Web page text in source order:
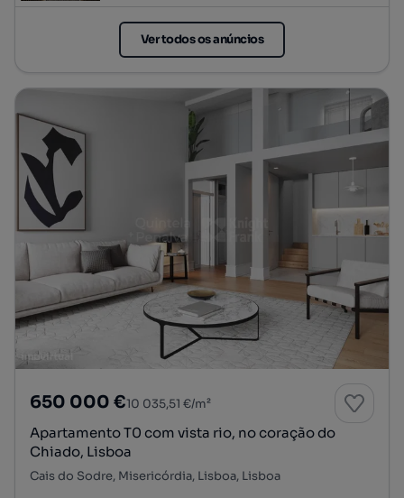
Ver todos os anúncios
650 000 €10 035,51 €/m²
Apartamento T0 com vista rio, no coração do
Chiado, Lisboa
Cais do Sodre, Misericórdia, Lisboa, Lisboa